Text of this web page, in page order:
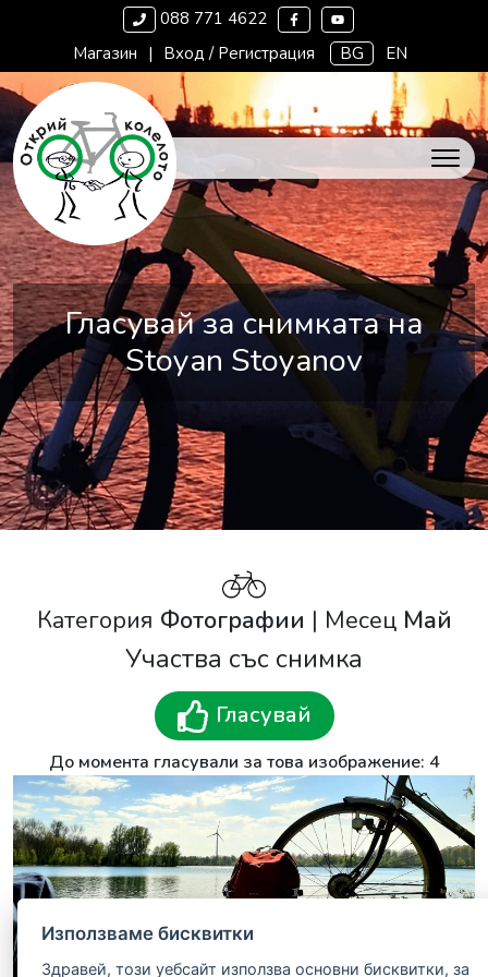
088 771 4622
Магазин | Вход / Регистрация BG EN
Гласувай за снимката на
Stoyan Stoyanov
Категория Фотографии | Месец Май
Участва със снимка
Гласувай
До момента гласували за това изображение: 4
Използваме бисквитки
Здравей, този уебсайт използва основни бисквитки, за